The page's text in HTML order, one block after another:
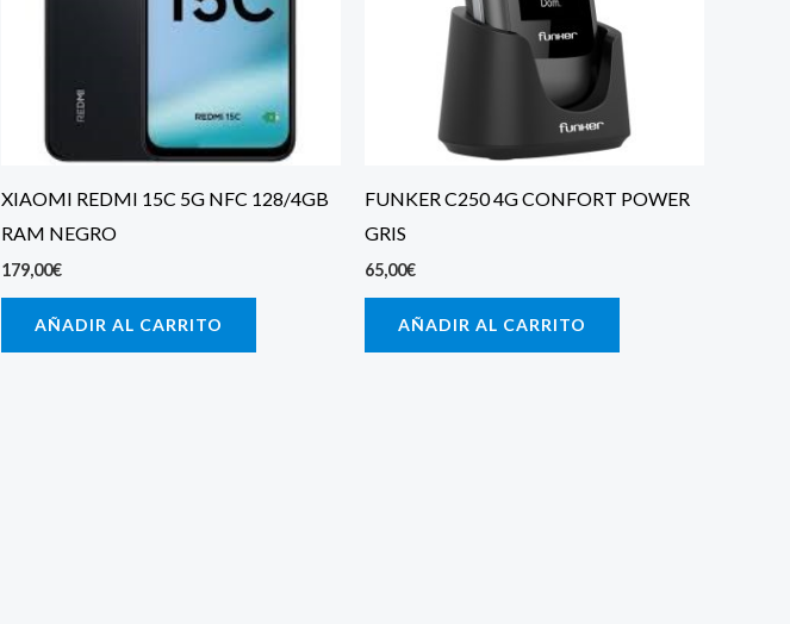
XIAOMI REDMI 15C 5G NFC 128/4GB
RAM NEGRO
179,00€
AÑADIR AL CARRITO
FUNKER C250 4G CONFORT POWER
GRIS
65,00€
AÑADIR AL CARRITO